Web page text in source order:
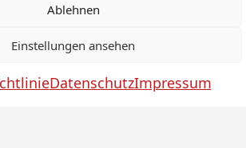
Ablehnen
Einstellungen ansehen
DatenschutzImpressum
Impressum
AGB
Widerrufsbelehrung
Berlin News